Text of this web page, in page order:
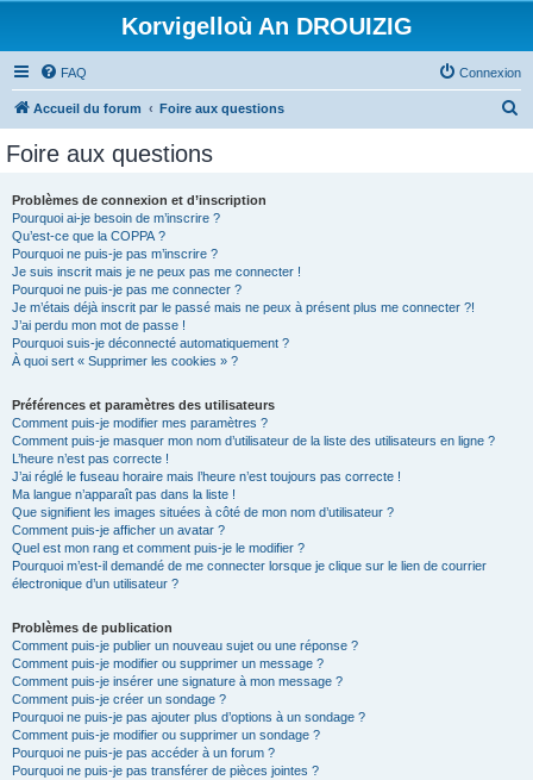
Korvigelloù An DROUIZIG
FAQ Connexion
Accueil du forum Foire aux questions
Foire aux questions
Problèmes de connexion et d’inscription
Pourquoi ai-je besoin de m’inscrire ?
Qu’est-ce que la COPPA ?
Pourquoi ne puis-je pas m’inscrire ?
Je suis inscrit mais je ne peux pas me connecter !
Pourquoi ne puis-je pas me connecter ?
Je m’étais déjà inscrit par le passé mais ne peux à présent plus me connecter ?!
J’ai perdu mon mot de passe !
Pourquoi suis-je déconnecté automatiquement ?
À quoi sert « Supprimer les cookies » ?
Préférences et paramètres des utilisateurs
Comment puis-je modifier mes paramètres ?
Comment puis-je masquer mon nom d’utilisateur de la liste des utilisateurs en ligne ?
L’heure n’est pas correcte !
J’ai réglé le fuseau horaire mais l’heure n’est toujours pas correcte !
Ma langue n’apparaît pas dans la liste !
Que signifient les images situées à côté de mon nom d’utilisateur ?
Comment puis-je afficher un avatar ?
Quel est mon rang et comment puis-je le modifier ?
Pourquoi m’est-il demandé de me connecter lorsque je clique sur le lien de courrier
électronique d’un utilisateur ?
Problèmes de publication
Comment puis-je publier un nouveau sujet ou une réponse ?
Comment puis-je modifier ou supprimer un message ?
Comment puis-je insérer une signature à mon message ?
Comment puis-je créer un sondage ?
Pourquoi ne puis-je pas ajouter plus d’options à un sondage ?
Comment puis-je modifier ou supprimer un sondage ?
Pourquoi ne puis-je pas accéder à un forum ?
Pourquoi ne puis-je pas transférer de pièces jointes ?